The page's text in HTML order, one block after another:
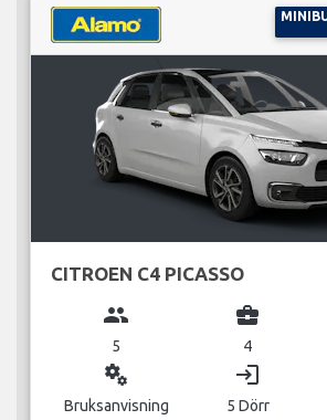
CITROEN C4 PICASSO
group
5
business_center
4
miscellaneous_services
Bruksanvisning
login
5 Dörr